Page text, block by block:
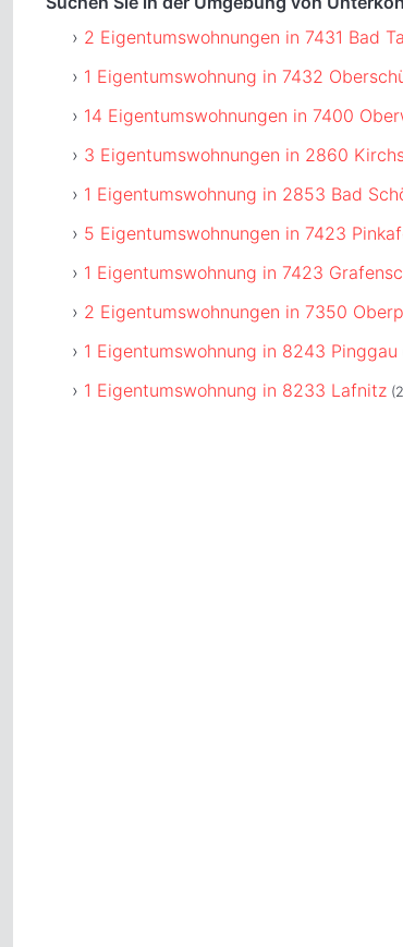
2 Eigentumswohnungen in 7431 Bad
1 Eigentumswohnung in 7432
14 Eigentumswohnungen in 7400
3 Eigentumswohnungen in 2860
1 Eigentumswohnung in 2853 Bad
5 Eigentumswohnungen in 7423
1 Eigentumswohnung in 7423
2 Eigentumswohnungen in 7350
1 Eigentumswohnung in 8243 Pinggau
1 Eigentumswohnung in 8233 Lafnitz